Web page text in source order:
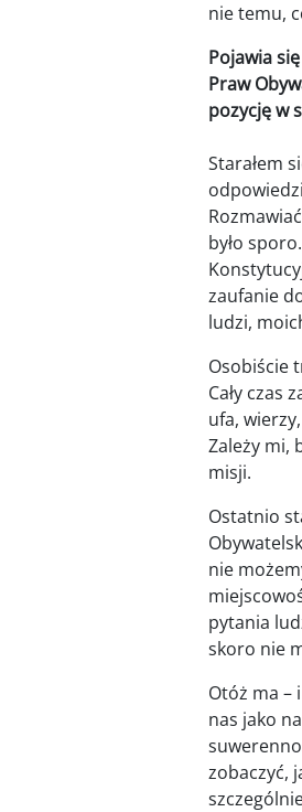
nie temu,
Pojawia
Praw
pozycję w
Starałem
było
zaufanie
ludzi,
Osobiście
Cały czas
ufa,
Zależy mi,
misji.
Ostatnio
nie
pytania
skoro nie
Otóż ma –
nas jako
zobaczyć,